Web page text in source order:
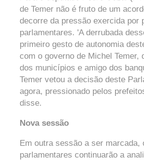
de Temer não é fruto de um
decorre da pressão exercida por
parlamentares. 'A derrubada
primeiro gesto de autonomia
com o governo de Michel Temer,
dos municípios e amigo dos
Temer vetou a decisão deste
agora, pressionado pelos
disse.
Nova sessão
Em outra sessão a ser marcada,
parlamentares continuarão a